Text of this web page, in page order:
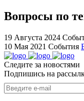
sale.
hilarity
exceptional
method.
with
the
Вопросы по
19 Августа 2024
10 Мая 2021 События
Следите за новостями
Подпишись на